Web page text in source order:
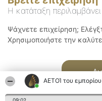
ΑΕΤΟΊ του εμπορίου
Η κατάταξη
Ψάχνετε επιχείρηση;
Χρησιμοποιήστε την